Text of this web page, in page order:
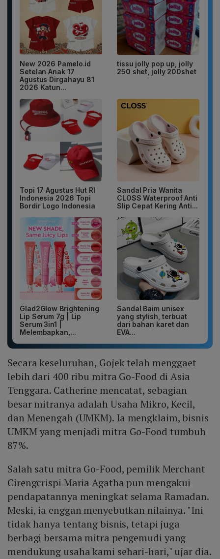
New 2026 Pamelo.id
Setelan Anak 17
Agustus Dirgahayu 81
2026 Katun...
tissu jolly pop up, jolly
250 shet, jolly 200shet
Topi 17 Agustus Hut RI
Indonesia 2026 Topi
Bordir Logo Indonesia
Sandal Pria Wanita
CLOSS Waterproof Anti
Slip Cepat Kering Anti...
Glad2Glow Brightening
Lip Serum 7g | Lip
Serum 3in1 |
Melembapkan,...
Sandal Baim unisex
yang stylish, terbuat
dari bahan karet dan
EVA...
Secara keseluruhan, Gojek telah menggaet
lebih dari 400 ribu mitra Go-Food di Asia
Tenggara. Catherine mencatat, sebagian
besar mitranya adalah Usaha Mikro, Kecil,
dan Menengah (UMKM). Ia mengklaim, bisnis
UMKM yang menjadi mitra Go-Food tumbuh
87%.
Salah satu mitra Go-Food, pemilik Merchant
Cirengcrispi Maria Agatha pun mengakui
pendapatannya meningkat selama Ramadan.
Meski, ia enggan menyebutkan nilainya. "Ini
tidak hanya tentang bisnis, tetapi juga
berbagi bersama mitra pengemudi yang
mendukung usaha kami sehari-hari," ujar dia.